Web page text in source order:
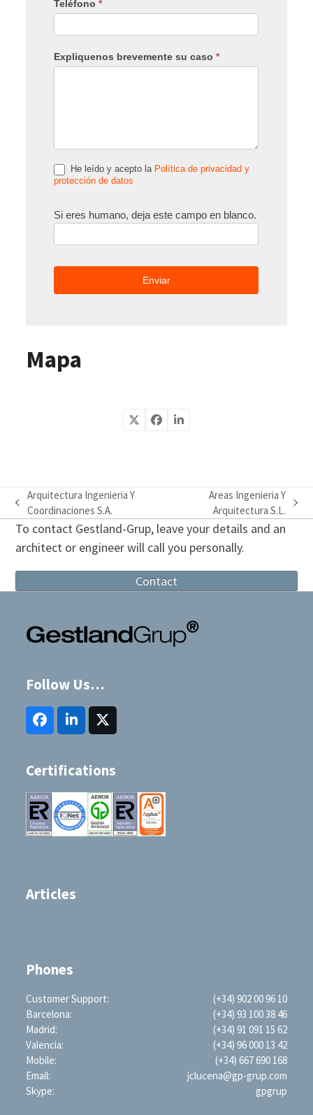
Teléfono*
Expliquenos brevemente su caso*
He leído y acepto la Política de privacidad y
protección de datos
Si eres humano, deja este campo en blanco.
Mapa
previous
post:
Arquitectura Ingenieria Y
Coordinaciones S.A.
post:
Areas Ingenieria Y
Arquitectura S.L.
To contact Gestland-Grup, leave your details and an
architect or engineer will call you personally.
Contact
Follow Us…
FacebookLinkedInTwitter
(deprecated)
Certifications
Articles
Phones
Customer Support:
(+34) 902 00 96 10
Barcelona:
(+34) 93 100 38 46
Madrid:
(+34) 91 091 15 62
Valencia:
(+34) 96 000 13 42
Mobile:
(+34) 667 690 168
Email:
jclucena@gp-grup.com
Skype:
gpgrup